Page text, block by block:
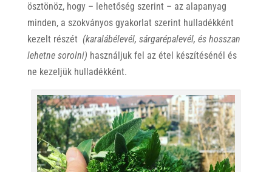
ösztönöz, hogy – lehetőség szerint – az alapanyag
minden, a szokványos gyakorlat szerint hulladékként
kezelt részét (karalábélevél, sárgarépalevél, és hosszan
lehetne sorolni) használjuk fel az étel készítésénél és
ne kezeljük hulladékként.